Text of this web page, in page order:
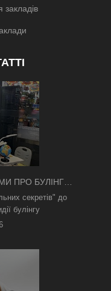
закладів
ПРО БУЛІНГ
секретів" до
булінгу